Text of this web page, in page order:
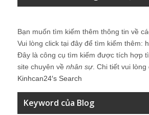
Bạn muốn tìm kiếm thêm thông tin về
Vui lòng click tại đây để tìm kiếm thêm:
Đây là công cụ tìm kiếm được tích hợp
site chuyên về nhân sự. Chi tiết vui lòng
Kinhcan24′s Search
Keyword của Blog